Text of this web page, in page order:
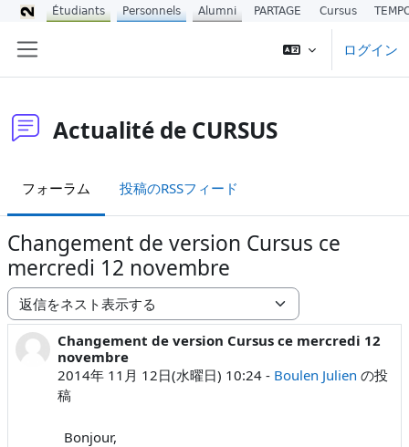
ログイン
Actualité de CURSUS
フォーラム 投稿のRSSフィード
Changement de version Cursus ce
mercredi 12 novembre
表示モード
Changement de version Cursus ce mercredi 12
novembre
2014年 11月 12日(水曜日) 10:24- Boulen Julien の投
稿
返信数: 0
Bonjour,
Étudiants Personnels Alumni PARTAGE Cursus